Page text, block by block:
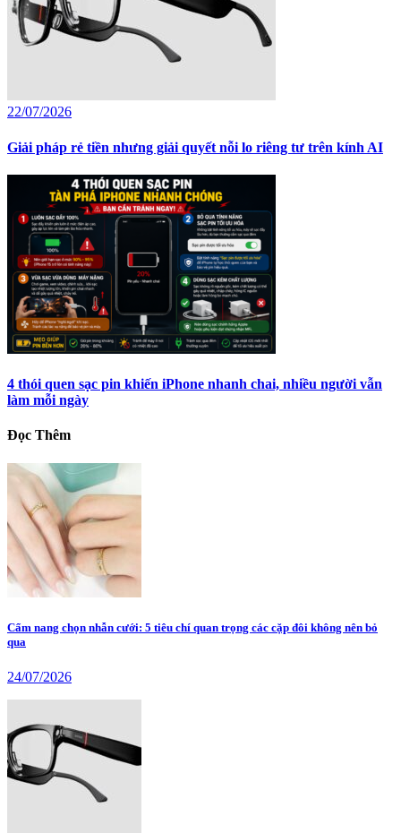
22/07/2026
Giải pháp rẻ tiền nhưng giải quyết nỗi lo riêng tư trên kính AI
4 thói quen sạc pin khiến iPhone nhanh chai, nhiều người vẫn
làm mỗi ngày
Đọc Thêm
Cẩm nang chọn nhẫn cưới: 5 tiêu chí quan trọng các cặp đôi không nên bỏ
qua
24/07/2026